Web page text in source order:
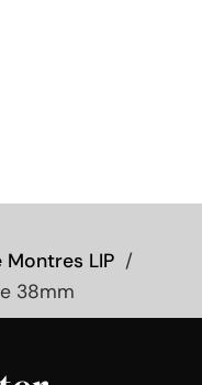
LIP
38mm